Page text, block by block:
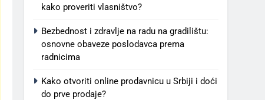
kako proveriti vlasništvo?
Bezbednost i zdravlje na radu na gradilištu:
osnovne obaveze poslodavca prema
radnicima
Kako otvoriti online prodavnicu u Srbiji i doći
do prve prodaje?